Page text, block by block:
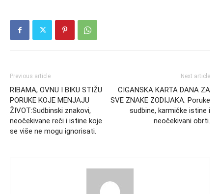
Previous article
RIBAMA, OVNU I BIKU STIŽU
PORUKE KOJE MENJAJU
ŽIVOT:Sudbinski znakovi,
neočekivane reči i istine koje
se više ne mogu ignorisati.
Next article
CIGANSKA KARTA DANA ZA
SVE ZNAKE ZODIJAKA: Poruke
sudbine, karmičke istine i
neočekivani obrti.